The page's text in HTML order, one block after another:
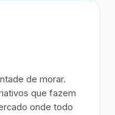
de morar.
que fazem
onde todo